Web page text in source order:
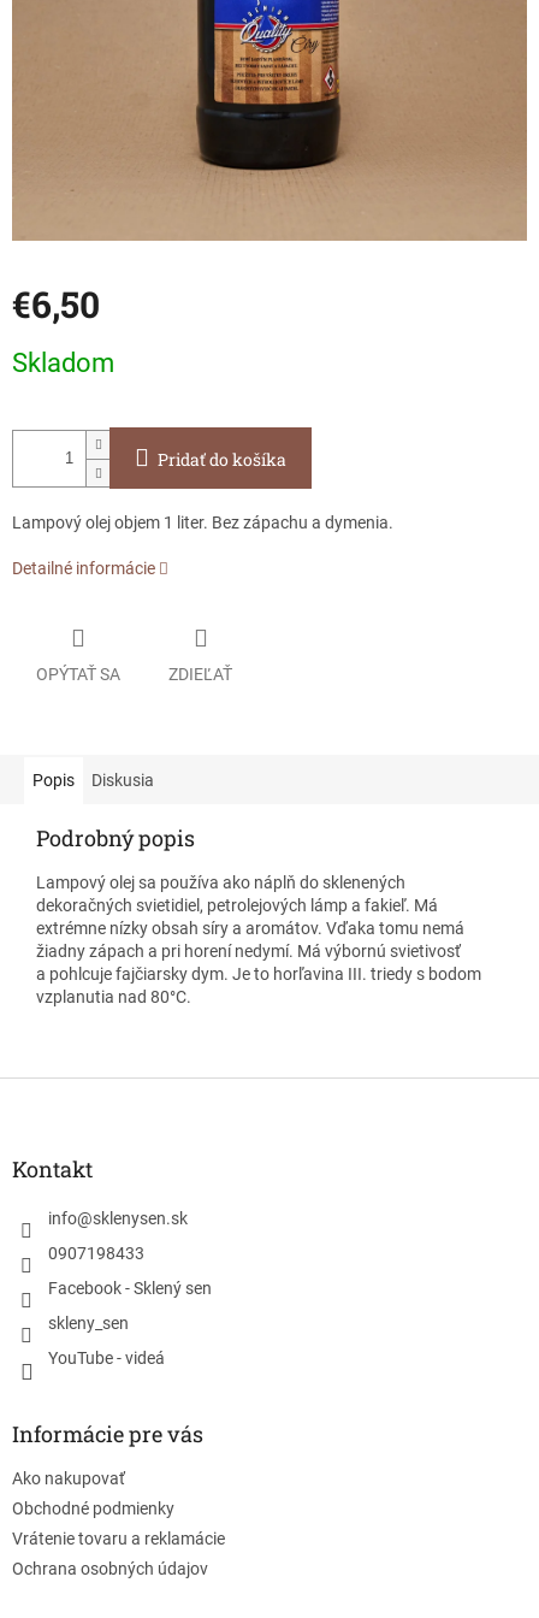
€6,50
cena:
Skladom
Pridať do košíka
Lampový olej objem 1 liter. Bez zápachu a dymenia.
Detailné informácie
OPÝTAŤ SA ZDIEĽAŤ
Popis Diskusia
Podrobný popis
Lampový olej sa používa ako náplň do sklenených
dekoračných svietidiel, petrolejových lámp a fakieľ. Má
extrémne nízky obsah síry a aromátov. Vďaka tomu nemá
žiadny zápach a pri horení nedymí. Má výbornú svietivosť
a pohlcuje fajčiarsky dym. Je to horľavina III. triedy s bodom
vzplanutia nad 80°C.
Z
Kontakt
info@sklenysen.sk
0907198433
Facebook - Sklený sen
skleny_sen
YouTube - videá
Informácie pre vás
Ako nakupovať
Obchodné podmienky
Vrátenie tovaru a reklamácie
Ochrana osobných údajov